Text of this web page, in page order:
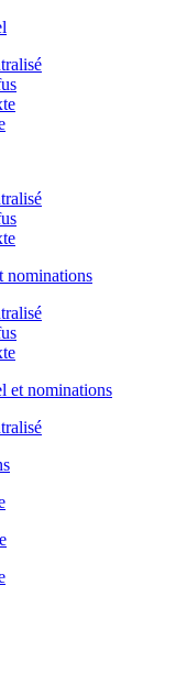
nominations
et nominations